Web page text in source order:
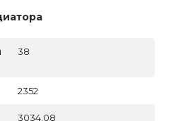
38
2352
3034,08